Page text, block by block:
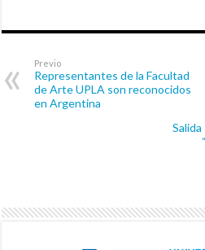
Previo
Representantes de la Facultad
de Arte UPLA son reconocidos
en Argentina